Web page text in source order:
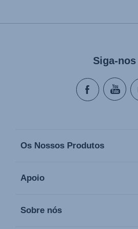
Lietošanas instrukcija
Naudojimo instrukcija
Instrucţiuni de utilizare
Uputstvo za korišcenje
Navodila za uporabo
Siga-nos
Os Nossos Produtos
Apoio
Sobre nós